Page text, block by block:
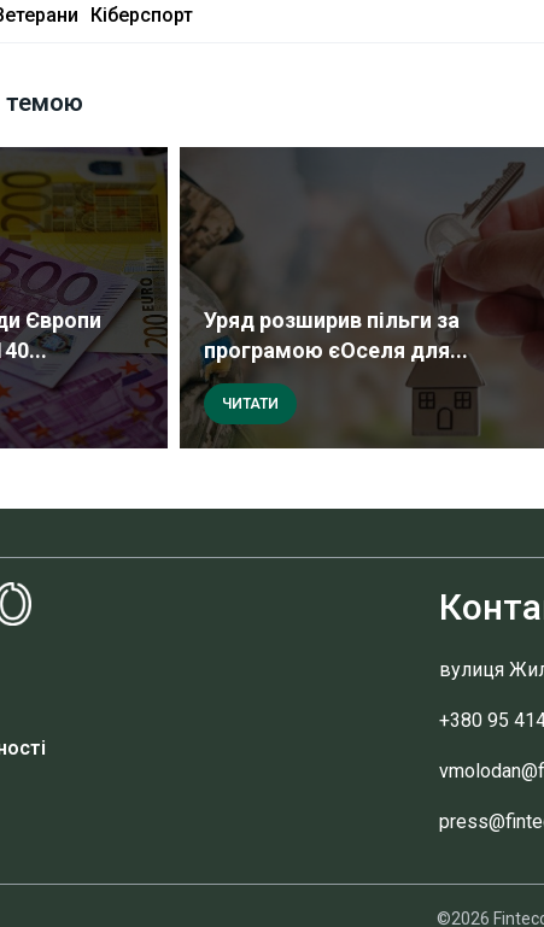
Кіберспорт
темою
Європи
Уряд розширив пільги за
програмою єОселя для...
ЧИТАТИ
вулиця
+380 95
©2026